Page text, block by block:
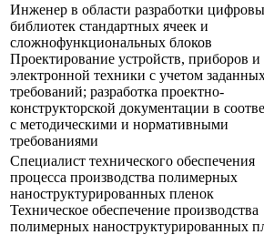
Инженер в области разработки
библиотек стандартных ячеек и
сложнофункциональных блоков
Проектирование устройств, приборов и
электронной техники с учетом
требований; разработка проектно-
конструкторской документации в
с методическими и нормативными
требованиями
Специалист технического обеспечения
процесса производства полимерных
наноструктурированных пленок
Техническое обеспечение производства
полимерных наноструктурированных